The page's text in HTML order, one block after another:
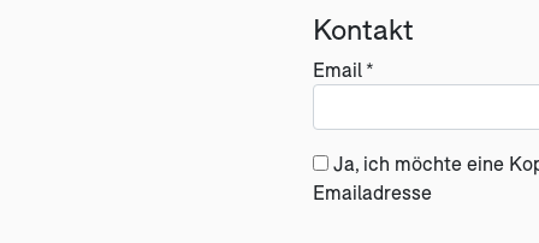
Kontakt
Email *
Ja, ich möchte eine
Emailadresse